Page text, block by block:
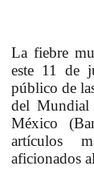
La fiebre
este 11 de
público de
del Mundial
México
artículos
aficionados